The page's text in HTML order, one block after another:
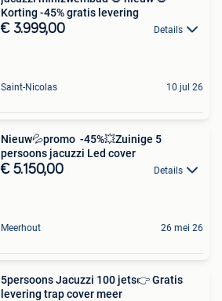
Korting -45% gratis levering
€ 3.999,00 Details
Saint-Nicolas 10 jul 26
Nieuw💦promo -45%💥Zuinige 5
persoons jacuzzi Led cover
€ 5.150,00 Details
Meerhout 26 mei 26
5persoons Jacuzzi 100 jets👉 Gratis
levering trap cover meer